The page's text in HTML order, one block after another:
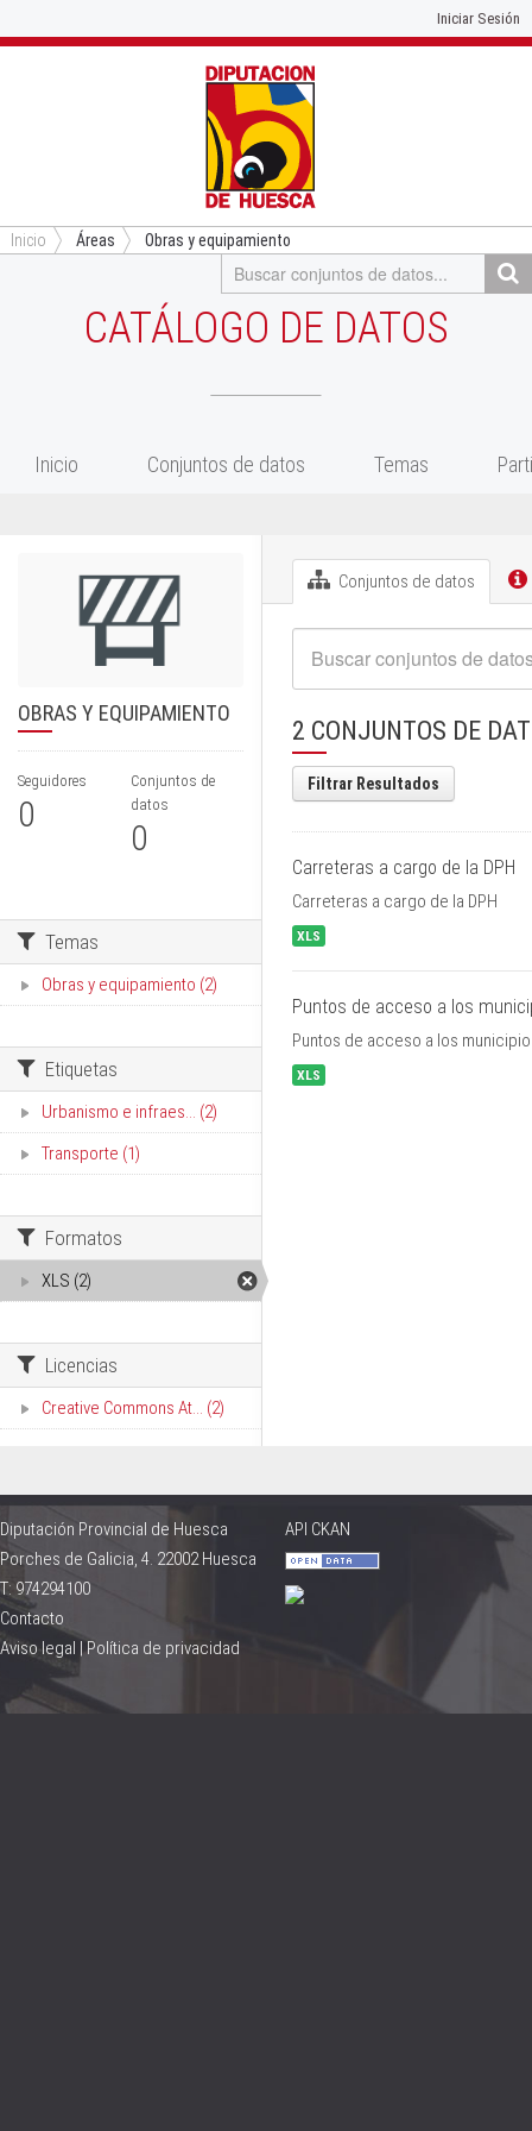
Inicio Áreas Obras y equipamiento
Iniciar Sesión
CATÁLOGO DE DATOS
Inicio Conjuntos de datos Temas
Conjuntos de datos
2 CONJUNTOS DE
Filtrar Resultados
Carreteras a cargo de la DPH
Carreteras a cargo de la DPH
XLS
Puntos de acceso a los
Puntos de acceso a los
XLS
OBRAS Y EQUIPAMIENTO
Seguidores
0
Conjuntos de
datos
0
Temas
Obras y equipamiento (2)
Etiquetas
Urbanismo e infraes... (2)
Transporte (1)
Formatos
XLS (2)
Licencias
Creative Commons At... (2)
Diputación Provincial de Huesca
Porches de Galicia, 4. 22002 Huesca
T: 974294100
Contacto
Aviso legal |Política de privacidad
API CKAN